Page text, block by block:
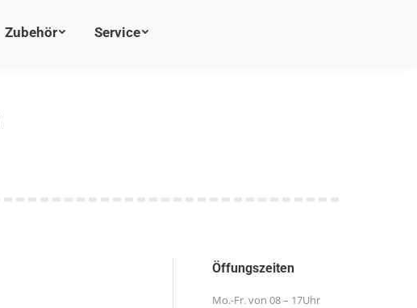
Zubehör Service
Öffungszeiten
Mo.-Fr. von 08 – 17Uhr
Zubehör Service